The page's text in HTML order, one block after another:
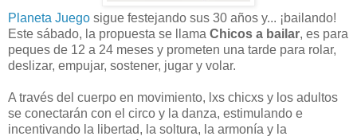
Planeta Juego sigue festejando sus 30 años y... ¡bailando!
Este sábado, la propuesta se llama Chicos a bailar, es para
peques de 12 a 24 meses y prometen una tarde para rolar,
deslizar, empujar, sostener, jugar y volar.
A través del cuerpo en movimiento, lxs chicxs y los adultos
se conectarán con el circo y la danza, estimulando e
incentivando la libertad, la soltura, la armonía y la